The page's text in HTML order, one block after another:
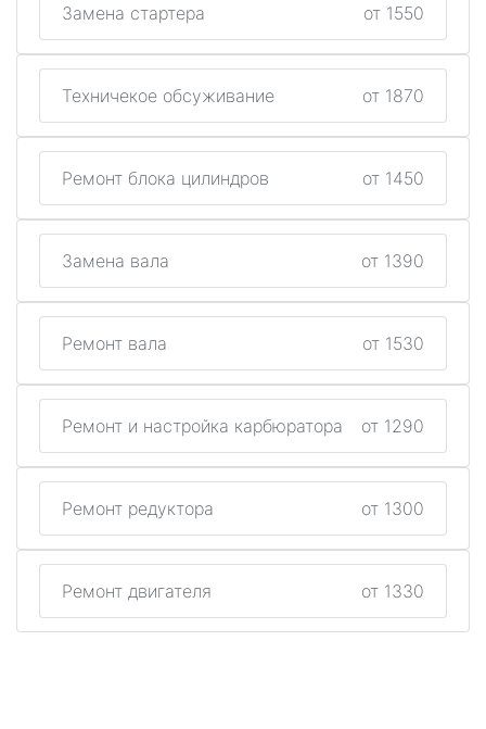
Замена стартера от 1550
Техничекое обсуживание от 1870
Ремонт блока цилиндров от 1450
Замена вала от 1390
Ремонт вала от 1530
Ремонт и настройка карбюратора от 1290
Ремонт редуктора от 1300
Ремонт двигателя от 1330